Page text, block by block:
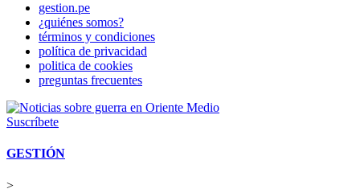
gestion.pe
¿quiénes somos?
términos y condiciones
política de privacidad
politica de cookies
preguntas frecuentes
Suscríbete
GESTIÓN
>